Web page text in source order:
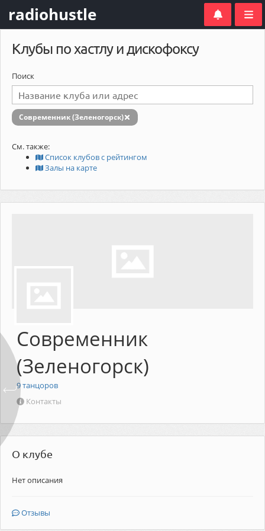
radiohustle
Клубы по хастлу и дискофоксу
Поиск
Современник (Зеленогорск)
См. также:
Список клубов с рейтингом
Залы на карте
Современник
(Зеленогорск)
9танцоров
Контакты
О клубе
Нет описания
Отзывы